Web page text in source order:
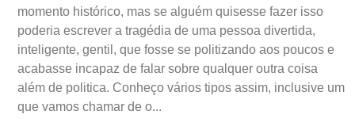
momento histórico, mas se alguém quisesse fazer isso
poderia escrever a tragédia de uma pessoa divertida,
inteligente, gentil, que fosse se politizando aos poucos e
acabasse incapaz de falar sobre qualquer outra coisa
além de politica. Conheço vários tipos assim, inclusive um
que vamos chamar de o...